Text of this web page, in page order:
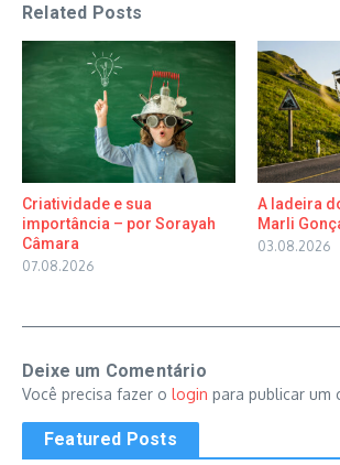
Related Posts
Criatividade e sua
importância – por Sorayah
Câmara
07.08.2026
A ladeira
Marli
03.08.2026
Deixe um Comentário
Você precisa fazer o login para publicar um
Featured Posts